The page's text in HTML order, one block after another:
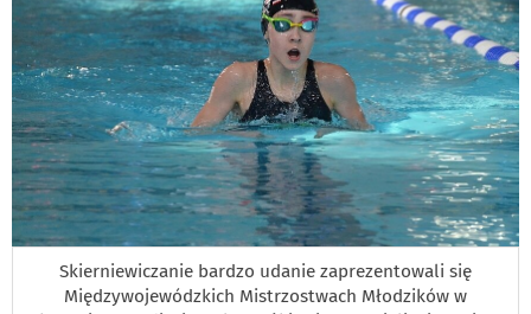
Skierniewiczanie bardzo udanie zaprezentowali się
Międzywojewódzkich Mistrzostwach Młodzików w